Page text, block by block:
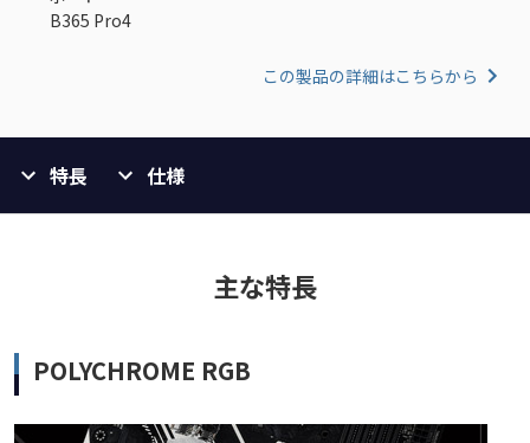
B365 Pro4
この製品の詳細はこちらから
特長 仕様
主な特長
POLYCHROME RGB